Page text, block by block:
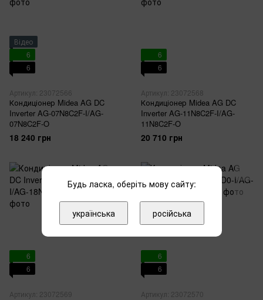
Відео
6
6
Артикул: 23072566
Кондиціонер Midea AG DC
Inverter AG-07N8C2F-I/AG-
07N8C2F-O
18 240 грн
6
6
Артикул: 23072568
Кондиціонер Midea AG DC
Inverter AG-11N8C2F-I/AG-
11N8C2F-O
20 710 грн
6
6
Артикул: 23072569
6
6
Артикул: 23072570
Будь ласка, оберіть мову сайту:
українська російська